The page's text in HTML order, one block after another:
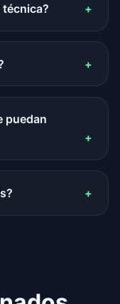
técnica?
puedan